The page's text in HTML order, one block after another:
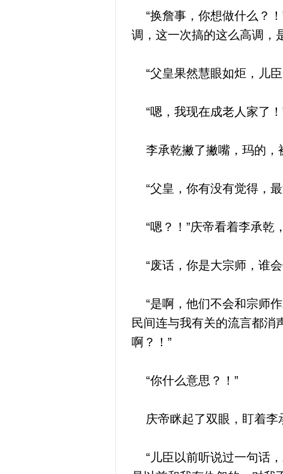
“换詹事，你想做什么？！
调，这一次搞的这么高调，
“父皇果然慧眼如炬，儿
“嗯，我现在成老人家了！
李承乾撇了撇嘴，玛的，
“父皇，你有没有觉得，
“嗯？！”庆帝看着李承乾
“废话，你是大宗师，谁
“是啊，他们不会和宗师作
民间连与我有关的流言都消
啊？！”
“你什么意思？！”
庆帝眯起了双眼，盯着李
“儿臣以前听说过一句话